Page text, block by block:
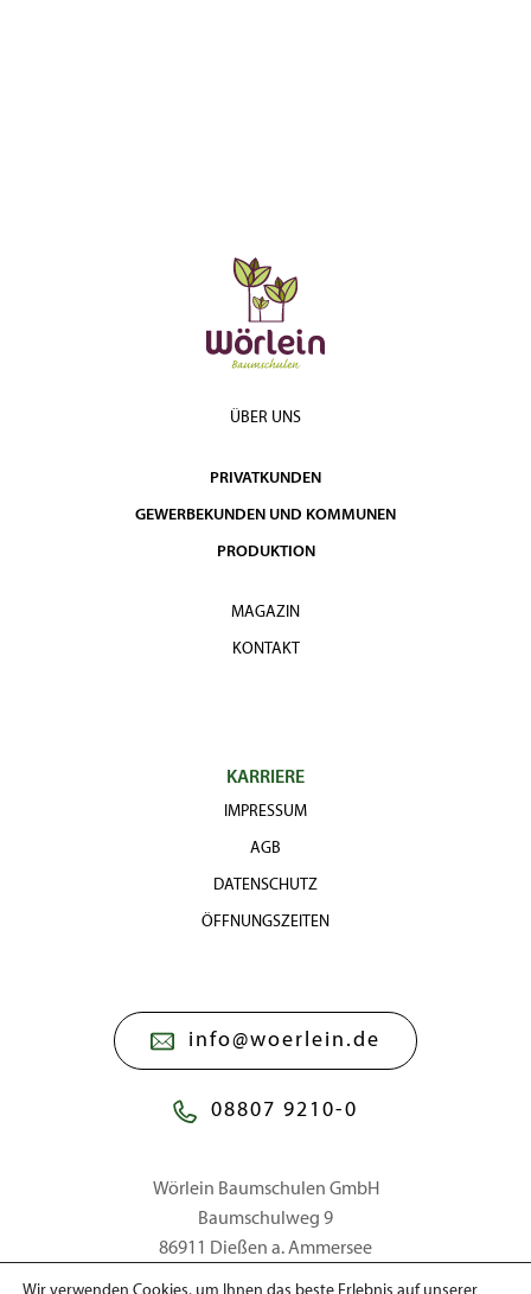
ÜBER UNS
PRIVATKUNDEN
GEWERBEKUNDEN UND KOMMUNEN
PRODUKTION
MAGAZIN
KONTAKT
KARRIERE
IMPRESSUM
AGB
DATENSCHUTZ
ÖFFNUNGSZEITEN
info@woerlein.de
08807 9210-0
Wörlein Baumschulen GmbH
Baumschulweg 9
86911 Dießen a. Ammersee